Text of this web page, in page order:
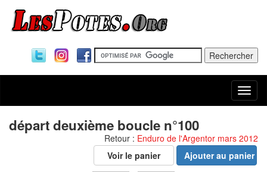
départ deuxième boucle n°100
Retour : Enduro de l'Argentor mars 2012